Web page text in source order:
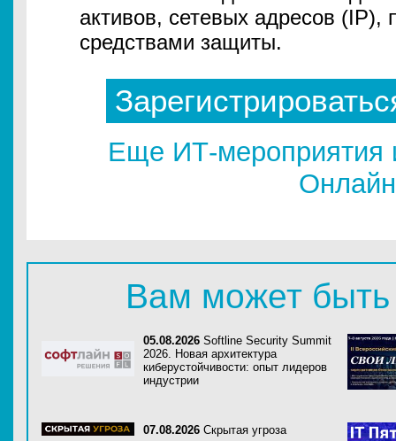
активов, сетевых адресов (IP),
средствами защиты.
Еще ИТ-мероприятия
Онлайн
Вам может быть
05.08.2026 Softline Security Summit
2026. Новая архитектура
киберустойчивости: опыт лидеров
индустрии
07.08.2026 Скрытая угроза